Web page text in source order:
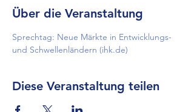
Über die Veranstaltung
Sprechtag: Neue Märkte in Entwicklungs-
und Schwellenländern (ihk.de)
Diese Veranstaltung teilen